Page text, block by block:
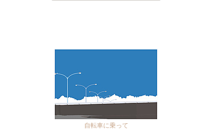
自転車に乗って